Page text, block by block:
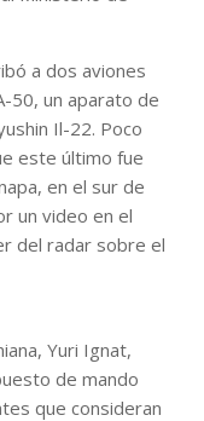
a dos aviones
50, un aparato de
Il-22. Poco
este último fue
en el sur de
un video en el
del radar sobre el
Yuri Ignat,
de mando
que consideran